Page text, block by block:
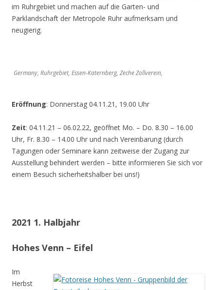
im Ruhrgebiet und machen auf die Garten- und
Parklandschaft der Metropole Ruhr aufmerksam und
neugierig.
Germany, Ruhrgebiet, Essen-Katernberg, Zeche Zollverein,
Eröffnung: Donnerstag 04.11.21, 19.00 Uhr
Zeit: 04.11.21 – 06.02.22, geöffnet Mo. – Do. 8.30 – 16.00
Uhr, Fr. 8.30 – 14.00 Uhr und nach Vereinbarung (durch
Tagungen oder Seminare kann zeitweise der Zugang zur
Ausstellung behindert werden – bitte informieren Sie sich vor
einem Besuch sicherheitshalber bei uns!)
2021 1. Halbjahr
Hohes Venn – Eifel
Im
Herbst